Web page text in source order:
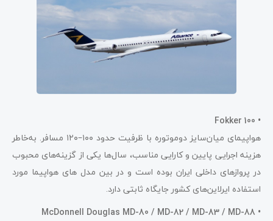
•
Fokker 100
هواپیمای میان‌سایز دوموتوره با ظرفیت حدود ۱۰۰–۱۲۰ مسافر. به‌خاطر
هزینه اجرایی پایین و کارایی مناسب، سال‌ها یکی از گزینه‌های محبوب
در پروازهای داخلی ایران بوده است و در بین مدل های هواپیما مورد
استفاده ایرلاین‌های کشور جایگاه ثابتی دارد.
•
McDonnell Douglas MD-80 / MD-82 / MD-83 / MD-88